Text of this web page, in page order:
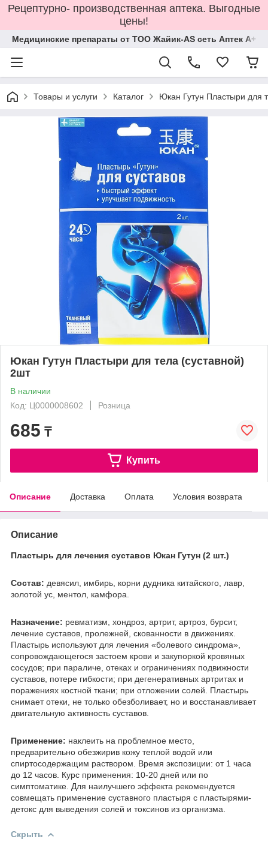
Рецептурно- производственная аптека. Выгодные
цены!
Медицинские препараты от ТОО Жайик-AS сеть Аптек А+
Товары и услуги Каталог Юкан Гутун Пластыри для
Юкан Гутун Пластыри для тела (суставной)
2шт
В наличии
Код: Ц0000008602
Розница
685 ₸
Купить
Описание Доставка Оплата Условия возврата
Описание
Пластырь для лечения суставов Юкан Гутун (2 шт.)
Состав: девясил, имбирь, корни дудника китайского, лавр,
золотой ус, ментол, камфора.
Назначение: ревматизм, хондроз, артрит, артроз, бурсит,
лечение суставов, пролежней, скованности в движениях.
Пластырь используют для лечения «болевого синдрома»,
сопровождающегося застоем крови и закупоркой кровяных
сосудов; при параличе, отеках и ограничениях подвижности
суставов, потере гибкости; при дегенеративных артритах и
поражениях костной ткани; при отложении солей. Пластырь
снимает отеки, не только обезболивает, но и восстанавливает
двигательную активность суставов.
Применение: наклеить на проблемное место,
предварительно обезжирив кожу теплой водой или
спиртосодержащим раствором. Время экспозиции: от 1 часа
до 12 часов. Курс применения: 10-20 дней или по
симптоматике. Для наилучшего эффекта рекомендуется
совмещать применение суставного пластыря с пластырями-
детокс для выведения солей и токсинов из организма.
Скрыть